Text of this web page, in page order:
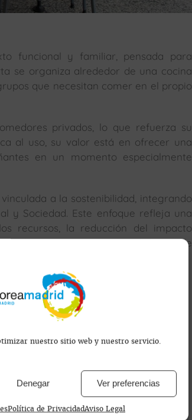
nuestro sitio web y nuestro servicio.
Denegar Ver preferencias
Política de PrivacidadAviso Legal
funcional y familiar, pensada para
se organiza alrededor de una cocina
que necesitan comer en el propio
privados, lo que refuerza su
al uso, su valor está en ofrecer una
en un momento especialmente
a la sostenibilidad, integrando
y Sociedad. Este enfoque refleja una
recursos, la reducción del impacto
al mismo tiempo su papel dentro de